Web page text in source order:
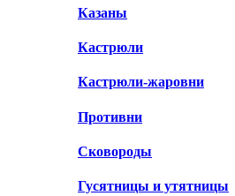
Казаны
Кастрюли
Кастрюли-жаровни
Противни
Сковороды
Гусятницы и утятницы